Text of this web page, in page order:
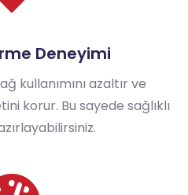
Deneyimi
kullanımını azaltır ve
korur. Bu sayede sağlıklı